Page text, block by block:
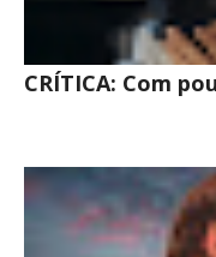
CRÍTICA: Com